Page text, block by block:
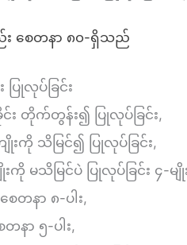
စေတနာ ၈၀-ရှိသည်
ြုလုပ်ခြင်း
း တိုက်တွန်း၍ ပြုလုပ်ခြင်း,
ကို သိမြင်၍ ပြုလုပ်ခြင်း,
မသိမြင်ပဲ ပြုလုပ်ခြင်း ၄-မ
နာ ၈-ပါး,
ာ ၅-ပါး,